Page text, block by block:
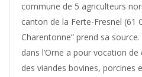
commune de 5 agriculteurs
canton de la Ferte-Fresnel (61
Charentonne” prend sa
dans l’Orne a pour vocation
des viandes bovines, porcines